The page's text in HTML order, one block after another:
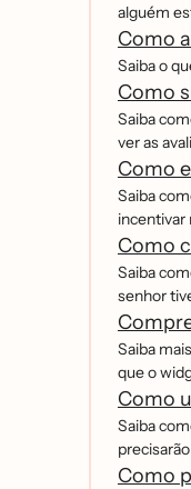
alguém
Como
Saiba o
Como
Saiba
ver as
Como
Saiba
incentivar
Como
Saiba
senhor
Saiba
que o
Como
Saiba
Como